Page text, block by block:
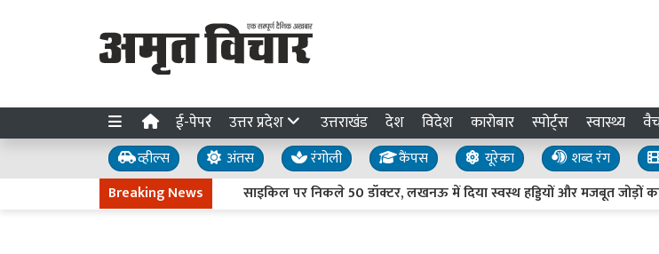
ई-पेपर उत्तर प्रदेश उत्तराखंड देश विदेश कारोबार स्पोर्ट्स स्वास्थ्य
व्हील्स अंतस रंगोली कैंपस यूरेका शब्द रंग
Breaking Newsसाइकिल पर निकले 50 डॉक्टर, लखनऊ में दिया स्वस्थ हड्डियों और मजबूत जोड़ों का संदेश